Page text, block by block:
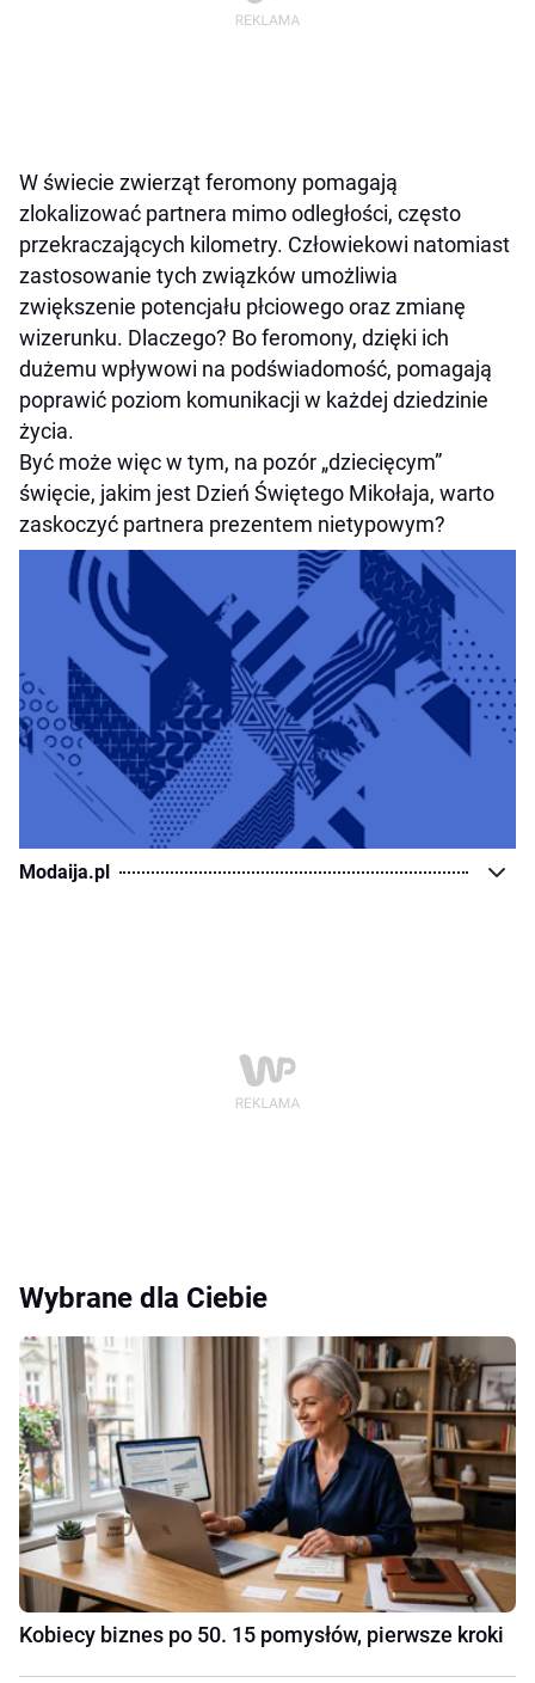
W świecie zwierząt feromony pomagają
zlokalizować partnera mimo odległości, często
przekraczających kilometry. Człowiekowi natomiast
zastosowanie tych związków umożliwia
zwiększenie potencjału płciowego oraz zmianę
wizerunku. Dlaczego? Bo feromony, dzięki ich
dużemu wpływowi na podświadomość, pomagają
poprawić poziom komunikacji w każdej dziedzinie
życia.
Być może więc w tym, na pozór „dziecięcym”
święcie, jakim jest Dzień Świętego Mikołaja, warto
zaskoczyć partnera prezentem nietypowym?
Modaija.pl
Wybrane dla Ciebie
Kobiecy biznes po 50. 15 pomysłów, pierwsze kroki